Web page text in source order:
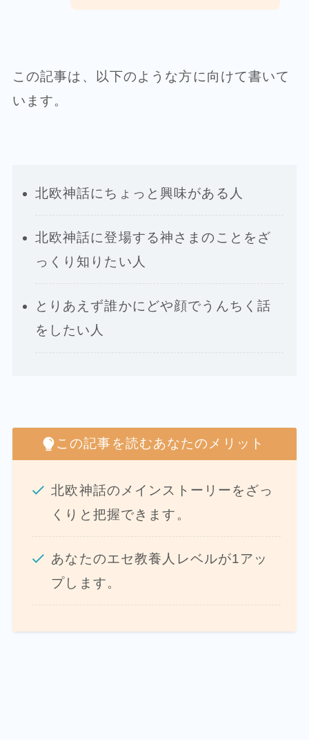
この記事は、以下のような方に向けて書いて
います。
北欧神話にちょっと興味がある人
北欧神話に登場する神さまのことをざ
っくり知りたい人
とりあえず誰かにどや顔でうんちく話
をしたい人
この記事を読むあなたのメリット
北欧神話のメインストーリーをざっ
くりと把握できます。
あなたのエセ教養人レベルが1アッ
プします。